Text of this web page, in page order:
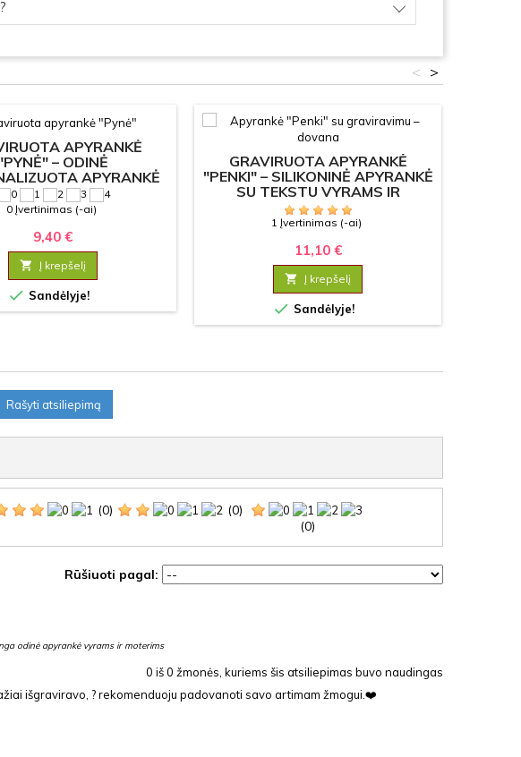
>
<
APYRANKĖ
– ODINĖ
APYRANKĖ
IR MOTERIMS
0 Įvertinimas (-ai)
9,40 €
 Į krepšelį
 Sandėlyje!
GRAVIRUOTA APYRANKĖ
"PENKI" – SILIKONINĖ APYRANKĖ
SU TEKSTU VYRAMS IR
MOTERIMS
1 Įvertinimas (-ai)
11,10 €
 Į krepšelį
 Sandėlyje!
Rašyti atsiliepimą
(0)
(0)
(0)
Rūšiuoti pagal:
odinė apyrankė vyrams ir moterims
0 iš0 žmonės, kuriems šis atsiliepimas buvo naudingas
išgraviravo, ? rekomenduoju padovanoti savo artimam žmogui.❤️